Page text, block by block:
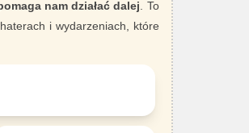
nam działać dalej . To
i wydarzeniach, które